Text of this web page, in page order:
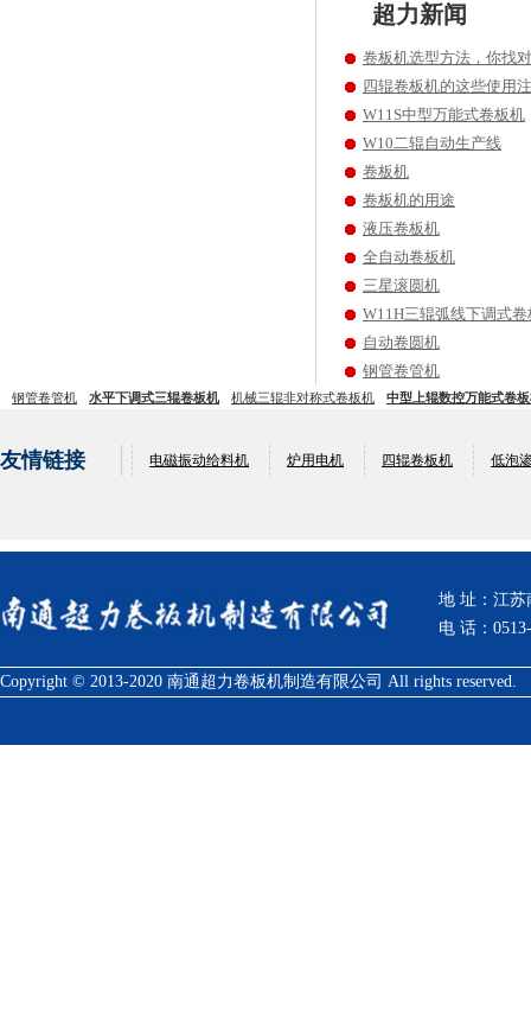
超力新闻
卷板机选型方法，你找
四辊卷板机的这些使用
W11S中型万能式卷板机
W10二辊自动生产线
卷板机
卷板机的用途
液压卷板机
全自动卷板机
三星滚圆机
W11H三辊弧线下调式卷
自动卷圆机
钢管卷管机
钢管卷管机 水平下调式三辊卷板机 机械三辊非对称式卷板机 中型上辊数控万能式卷
友情链接 电磁振动给料机 炉用电机 四辊卷板机 低泡
地 址：江苏
电 话：
Copyright © 2013-2020 南通超力卷板机制造有限公司 All rights reserved.